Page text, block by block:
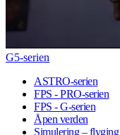
G5-serien
ASTRO-serien
FPS - PRO-serien
FPS - G-serien
Åpen verden
Simulering – flyging